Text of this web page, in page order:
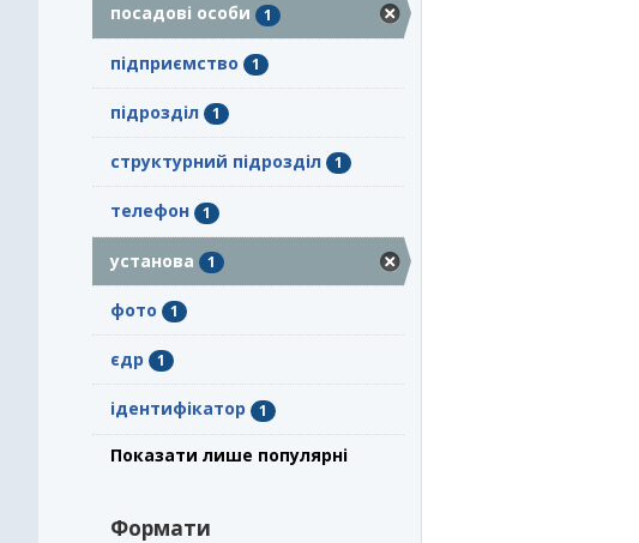
посадові особи 1
підприємство 1
підрозділ 1
структурний підрозділ 1
телефон 1
установа 1
фото 1
єдр 1
ідентифікатор 1
Показати лише популярні
Формати